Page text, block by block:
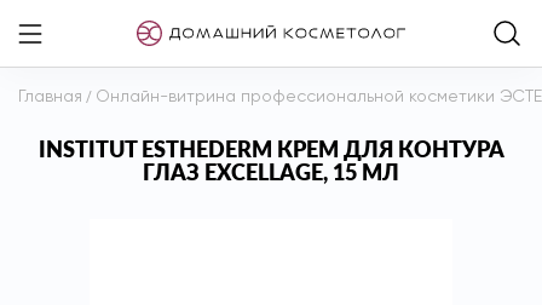
Главная / Онлайн-витрина профессиональной косметики
INSTITUT ESTHEDERM КРЕМ ДЛЯ КОНТУРА
ГЛАЗ EXCELLAGE, 15 МЛ